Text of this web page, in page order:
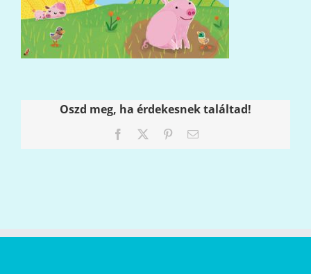
Oszd meg, ha érdekesnek találtad!
Facebook PinterestEmail: